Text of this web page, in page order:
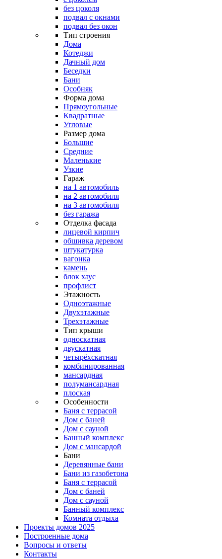
без цоколя
подвал с окнами
подвал без окон
Тип строения
Дома
Котеджи
Дачный дом
Беседки
Бани
Особняк
Форма дома
Прямоугольные
Квадратные
Угловые
Размер дома
Большие
Средние
Маленькие
Узкие
Гараж
на 1 автомобиль
на 2 автомобиля
на 3 автомобиля
без гаража
Отделка фасада
лицевой кирпич
обшивка деревом
штукатурка
вагонка
камень
блок хаус
профлист
Этажность
Одноэтажные
Двухэтажные
Трехэтажные
Тип крыши
односкатная
двускатная
четырёхскатная
комбинированная
мансардная
полумансардная
плоская
Особенности
Баня с террасой
Дом с баней
Дом с сауной
Банный комплекс
Дом с мансардой
Бани
Деревянные бани
Бани из газобетона
Баня с террасой
Дом с баней
Дом с сауной
Банный комплекс
Комната отдыха
Проекты домов 2025
Построенные дома
Вопросы и ответы
Контакты